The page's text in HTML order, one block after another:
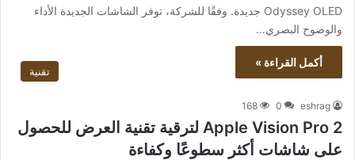
Odyssey OLED جديدة. وفقًا للشركة، توفر الشاشات الجديدة الأداء
والوضوح البصري…
أكمل القراءة »
تقنية
eshrag
0
168
Apple Vision Pro 2 لترقية تقنية العرض للحصول
على شاشات أكثر سطوعًا وكفاءة